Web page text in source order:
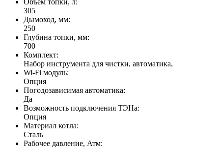
305
Дымоход, мм:
250
Глубина топки, мм:
700
Комплект:
Набор инструмента для чистки, автоматика,
Wi-Fi модуль:
Опция
Погодозависимая автоматика:
Да
Возможность подключения ТЭНа:
Опция
Материал котла:
Сталь
Рабочее давление, Атм: